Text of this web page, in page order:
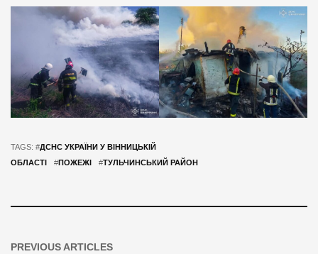
TAGS: #ДСНС УКРАЇНИ У ВІННИЦЬКІЙ
ОБЛАСТІ
#ПОЖЕЖІ #ТУЛЬЧИНСЬКИЙ РАЙОН
PREVIOUS ARTICLES